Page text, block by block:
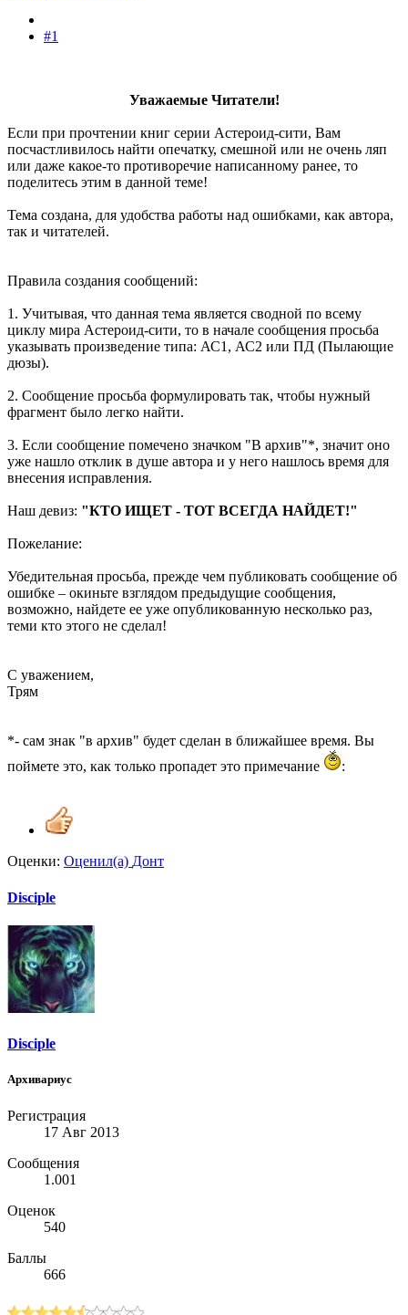
#1
Уважаемые Читатели!
Если при прочтении книг серии Астероид-сити, Вам
посчастливилось найти опечатку, смешной или не очень ляп
или даже какое-то противоречие написанному ранее, то
поделитесь этим в данной теме!
Тема создана, для удобства работы над ошибками, как автора,
так и читателей.
Правила создания сообщений:
1. Учитывая, что данная тема является сводной по всему
циклу мира Астероид-сити, то в начале сообщения просьба
указывать произведение типа: АС1, АС2 или ПД (Пылающие
дюзы).
2. Сообщение просьба формулировать так, чтобы нужный
фрагмент было легко найти.
3. Если сообщение помечено значком "В архив"*, значит оно
уже нашло отклик в душе автора и у него нашлось время для
внесения исправления.
Наш девиз: "КТО ИЩЕТ - ТОТ ВСЕГДА НАЙДЕТ!"
Пожелание:
Убедительная просьба, прежде чем публиковать сообщение об
ошибке – окиньте взглядом предыдущие сообщения,
возможно, найдете ее уже опубликованную несколько раз,
теми кто этого не сделал!
С уважением,
Трям
*- сам знак "в архив" будет сделан в ближайшее время. Вы
поймете это, как только пропадет это примечание
:
Оценки: Оценил(а) Донт
Disciple
Disciple
Архивариус
Регистрация
17 Авг 2013
Сообщения
1.001
Оценок
540
Баллы
666